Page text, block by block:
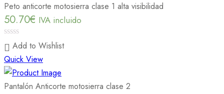
Peto anticorte motosierra clase 1 alta visibilidad
50.70€ IVA incluido
0
out
of
5
Add to Wishlist
Quick View
Pantalón Anticorte motosierra clase 2